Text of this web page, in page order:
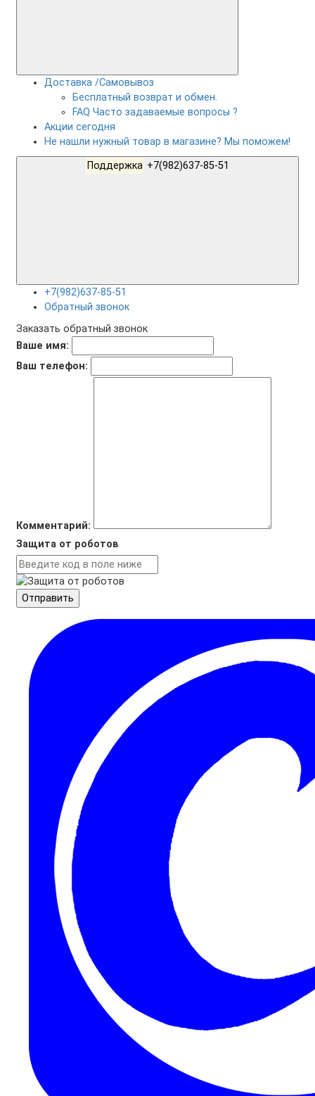
Доставка /Самовывоз
Бесплатный возврат и обмен.
FAQ Часто задаваемые вопросы ?
Акции сегодня
Не нашли нужный товар в магазине? Мы поможем!
Поддержка
+7(982)637-85-51
Обратный звонок
Заказать обратный звонок
Ваше имя:
Ваш телефон:
Комментарий:
Защита от роботов
Отправить